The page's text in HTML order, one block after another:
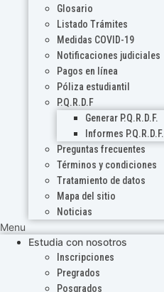
Glosario
Listado Trámites
Medidas COVID-19
Notificaciones judiciales
Pagos en línea
Póliza estudiantil
P.Q.R.D.F
Generar P.Q.R.D.F.
Informes P.Q.R.D.F.
Preguntas frecuentes
Términos y condiciones
Tratamiento de datos
Mapa del sitio
Noticias
Menu
Estudia con nosotros
Inscripciones
Pregrados
Posgrados